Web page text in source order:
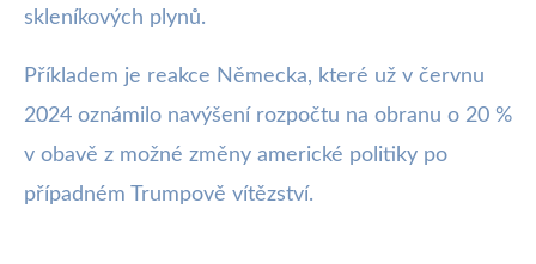
skleníkových plynů.
Příkladem je reakce Německa, které už v červnu
2024 oznámilo navýšení rozpočtu na obranu o 20 %
v obavě z možné změny americké politiky po
případném Trumpově vítězství.